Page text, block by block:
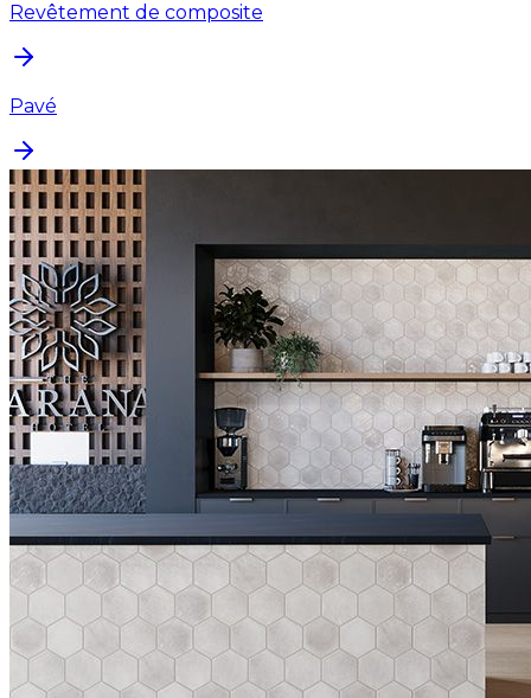
Revêtement de composite
Pavé